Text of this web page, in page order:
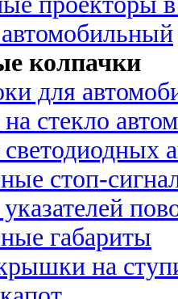
колпачки
для
стекло
стоп-
габариты
на